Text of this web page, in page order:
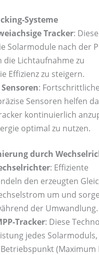
Systeme
Tracker: Diese
Solarmodule nach der
die Lichtaufnahme zu
Effizienz zu steigern.
: Fortschrittliche
Sensoren helfen
kontinuierlich
optimal zu nutzen.
durch
: Effiziente
den erzeugten
um und
der Umwandlung.
Tracker: Diese
jedes
(Maximum